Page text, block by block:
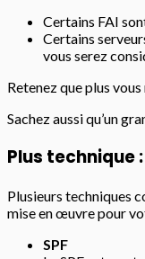
Certains FAI
Certains
vous serez
Retenez que plus
Sachez aussi qu’un
Plus
Plusieurs techniques
mise en œuvre pour
SPF